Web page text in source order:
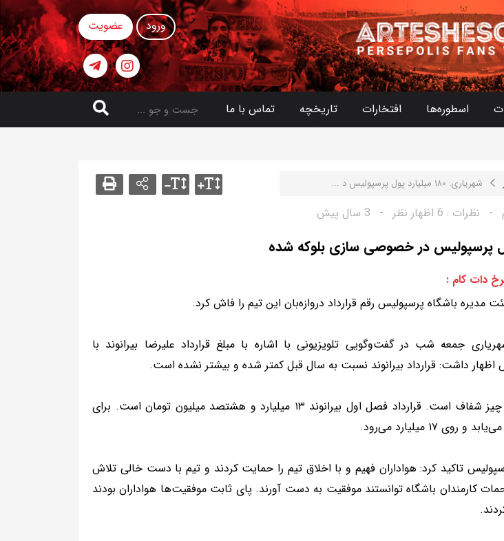
ورود عضویت
اسطوره‌ها افتخارات تاریخچه تماس با ما
شهریاری: ۱۸۰ میلیارد پول پرسپولیس د ...
- نظرات : 6 اظهار نظر - 3 سال پیش
دات کام :
مدیره باشگاه پرسپولیس رقم قرارداد دروازه‌بان این تیم را فاش کرد.
جمعه شب در گفت‌وگویی تلویزیونی با اشاره با مبلغ قرارداد علیرضا بیرانوند با
اظهار داشت: قرارداد بیرانوند نسبت به سال قبل کمتر شده و بیشتر نشده است.
وی افزود: در پرسپولیس همه چیز شفاف است. قرارداد فصل اول بیرانوند ۱۳ میلیارد و هشتصد میلیون تومان است. برای
تاکید کرد: هواداران فهیم و با اخلاق تیم را حمایت کردند و تیم با دست خالی تلاش
کارمندان باشگاه توانستند موفقیت به دست آورند. پای ثابت موفقیت‌ها هواداران بودند